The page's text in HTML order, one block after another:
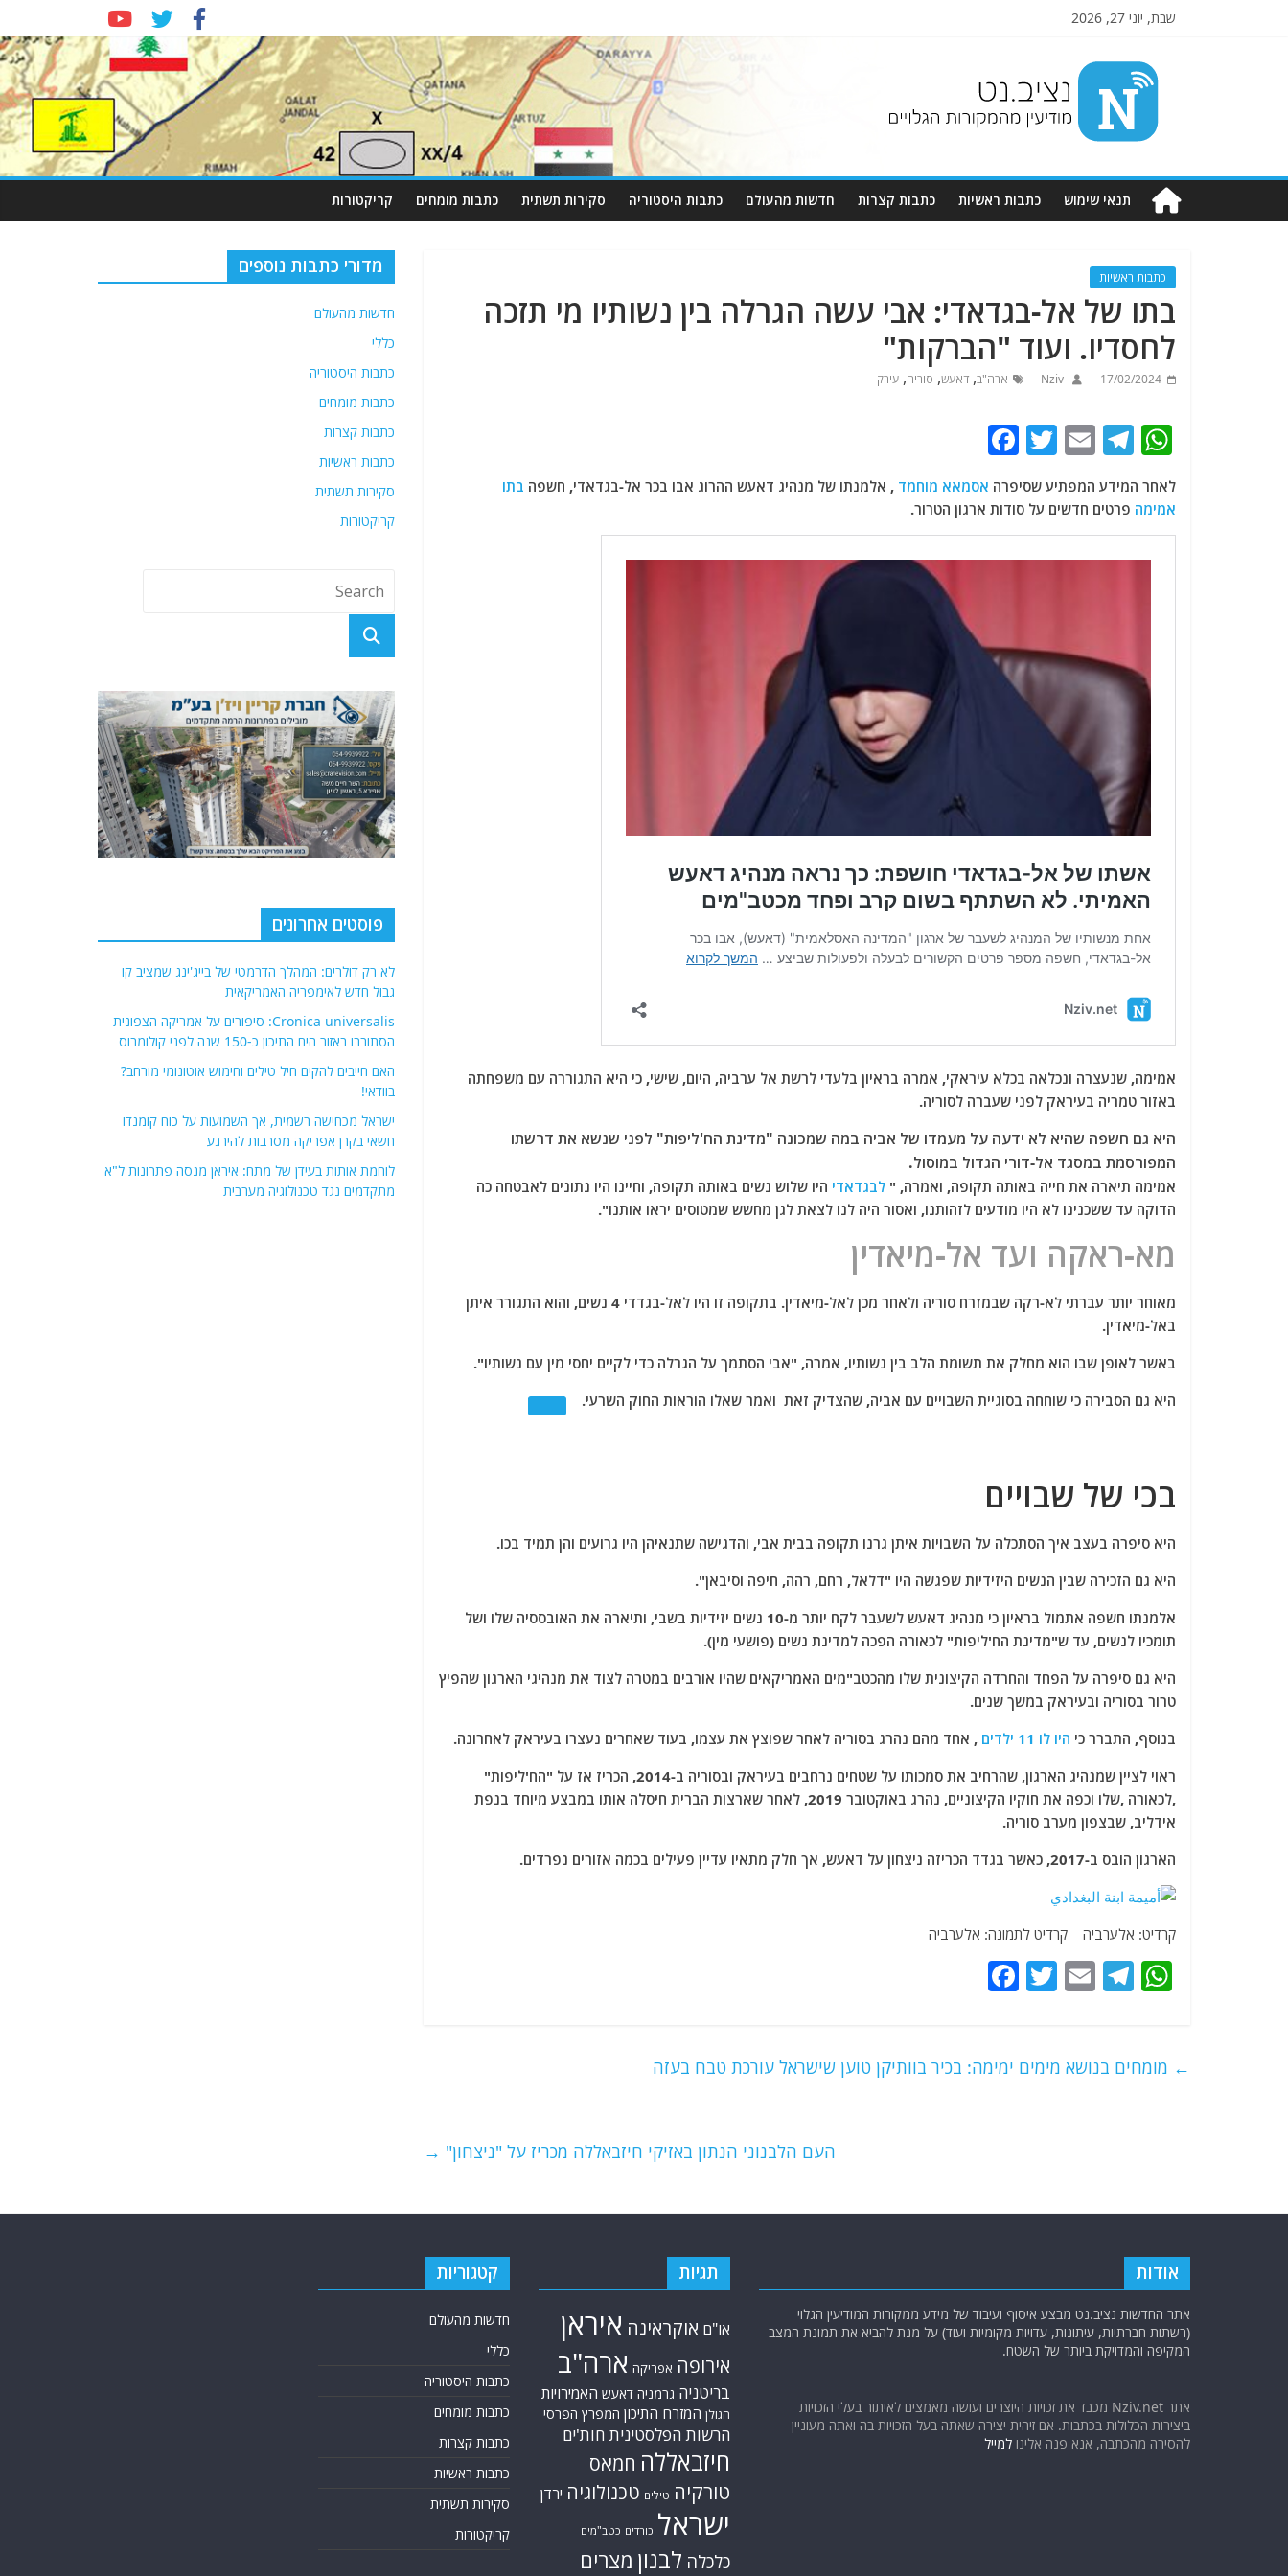
שבת, יוני 27, 2026
Nziv.net
מודיעין
מהמקורות
תנאי שימוש כתבות ראשיות כתבות קצרות חדשות מהעולם כתבות היסטוריה סקירות תשתית כתבות מומחים קריקטורות
כתבות ראשיות
בתו של אל-בגדאדי: אבי עשה הגרלה בין נשותיו מי תזכה
לחסדיו. ועוד "הברקות"
17/02/2024
Nziv ארה"ב, דאעש, סוריה, עירק
W
at
s
A
T
e
g
ra
E
ai
l
T
itt
er
c
e
b
o
k
לאחר המידע המפתיע שסיפרה אסמאא מוחמד , אלמנתו של מנהיג דאעש ההרוג אבו בכר אל-בגדאדי, חשפה בתו
אמימה פרטים חדשים על סודות ארגון הטרור.
אמימה, שנעצרה ונכלאה בכלא עיראקי, אמרה בראיון בלעדי לרשת אל ערביה, היום, שישי, כי היא התגוררה עם משפחתה
באזור טמריה בעיראק לפני שעברה לסוריה.
היא גם חשפה שהיא לא ידעה על מעמדו של אביה במה שמכונה "מדינת הח'ליפות" לפני שנשא את דרשתו
המפורסמת במסגד אל-דורי הגדול במוסול.
אמימה תיארה את חייה באותה תקופה, ואמרה, " לבגדאדי היו שלוש נשים באותה תקופה, וחיינו היו נתונים לאבטחה כה
הדוקה עד ששכנינו לא היו מודעים לזהותנו, ואסור היה לנו לצאת לגן מחשש שמטוסים יראו אותנו".
מא-ראקה ועד אל-מיאדין
מאוחר יותר עברתי לא-רקה שבמזרח סוריה ולאחר מכן לאל-מיאדין. בתקופה זו היו לאל-בגדדי 4 נשים, והוא התגורר איתן
באל-מיאדין.
באשר לאופן שבו הוא מחלק את תשומת הלב בין נשותיו, אמרה, "אבי הסתמך על הגרלה כדי לקיים יחסי מין עם נשותיו".
היא גם הסבירה כי שוחחה בסוגיית השבויים עם אביה, שהצדיק זאת ואמר שאלו הוראות החוק השרעי.
בכי של שבויים
היא סיפרה בעצב איך הסתכלה על השבויות איתן גרנו תקופה בבית אבי, והדגישה שתנאיהן היו גרועים והן תמיד בכו.
היא גם הזכירה שבין הנשים היזידיות שפגשה היו "דלאל, רחם, רהה, חיפה וסיבאן".
אלמנתו חשפה אתמול בראיון כי מנהיג דאעש לשעבר לקח יותר מ-10 נשים יזידיות בשבי, ותיארה את האובססיה שלו ושל
תומכיו לנשים, עד ש"מדינת הח'ליפות" לכאורה הפכה למדינת נשים (פושעי מין).
היא גם סיפרה על הפחד והחרדה הקיצונית שלו מהכטב"מים האמריקאים שהיו אורבים במטרה לצוד את מנהיגי הארגון שהפיץ
טרור בסוריה ובעיראק במשך שנים.
בנוסף, התברר כי היו לו 11 ילדים
, אחד מהם נהרג בסוריה לאחר שפוצץ את עצמו, בעוד שאחרים נעצרו בעיראק לאחרונה.
ראוי לציין שמנהיג הארגון, שהרחיב את סמכותו על שטחים נרחבים בעיראק ובסוריה ב-2014, הכריז אז על "הח'ליפות"
,לכאורה ,שלו וכפה את חוקיו הקיצוניים, נהרג באוקטובר 2019, לאחר שארצות הברית חיסלה אותו במבצע מיוחד בנפת
אידליב, שבצפון מערב סוריה.
הארגון הובס ב-2017, כאשר בגדד הכריזה ניצחון על דאעש, אך חלק מתאיו עדיין פעילים בכמה אזורים נפרדים.
קרדיט: אלערביה קרדיט לתמונה: אלערביה
W
s
T
g
E
l
T
er
e ← מומחים בנושא מימים ימימה: בכיר בוותיקן טוען שישראל עורכת טבח בעזה
העם הלבנוני הנתון באזיקי חיזבאללה מכריז על "ניצחון" →
מדורי כתבות נוספים
חדשות מהעולם
כללי
כתבות היסטוריה
כתבות מומחים
כתבות קצרות
כתבות ראשיות
סקירות תשתית
קריקטורות
פוסטים אחרונים
לא רק דולרים: המהלך הדרמטי של בייג'ינג שמציב קו
גבול חדש לאימפריה האמריקאית
Cronica universalis: סיפורים על אמריקה הצפונית
הסתובבו באזור הים התיכון כ-150 שנה לפני קולומבוס
האם חייבים להקים חיל טילים וחימוש אוטונומי מורחב?
בוודאי!
ישראל מכחישה רשמית, אך השמועות על כוח קומנדו
חשאי בקרן אפריקה מסרבות להירגע
לוחמת אותות בעידן של מתח: איראן מנסה פתרונות ל"א
מתקדמים נגד טכנולוגיה מערבית
אודות
אתר החדשות נציב.נט מבצע איסוף ועיבוד של מידע ממקורות המודיעין הגלוי
(רשתות חברתיות, עיתונות, עדויות מקומיות ועוד) על מנת להביא את תמונת המצב
המקיפה והמדויקת ביותר של השטח.
אתר Nziv.net מכבד את זכויות היוצרים ועושה מאמצים לאיתור בעלי הזכויות
ביצירות הכלולות בכתבות. אם זיהית יצירה שאתה בעל הזכויות בה ואתה מעוניין
להסירה מהכתבה, אנא פנה אלינו למייל
תגיות
או"ם אוקראינה איראן
אירופה אפריקה ארה"ב
בריטניה גרמניה דאעש האמירויות
הגולן המזרח התיכון המפרץ הפרסי
הרשות הפלסטינית חות'ים
חיזבאללה חמאס
טורקיה טילים טכנולוגיה ירדן
ישראל כורדים כטב"מים
כלכלה לבנון מצרים
קטגוריות
חדשות מהעולם
כללי
כתבות היסטוריה
כתבות מומחים
כתבות קצרות
כתבות ראשיות
סקירות תשתית
קריקטורות